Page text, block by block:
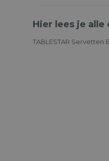
Hier lees je alle
TABLESTAR Servetten